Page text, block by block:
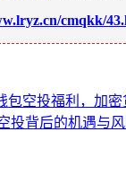
cmqkk/
包空投福利，加
投背后的机遇与